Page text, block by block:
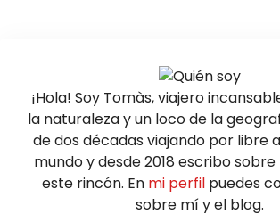
¡Hola! Soy Tomàs, viajero
la naturaleza y un loco de la
de dos décadas viajando por libre
mundo y desde 2018 escribo sobre
este rincón. En mi perfil puedes
sobre mí y el blog.